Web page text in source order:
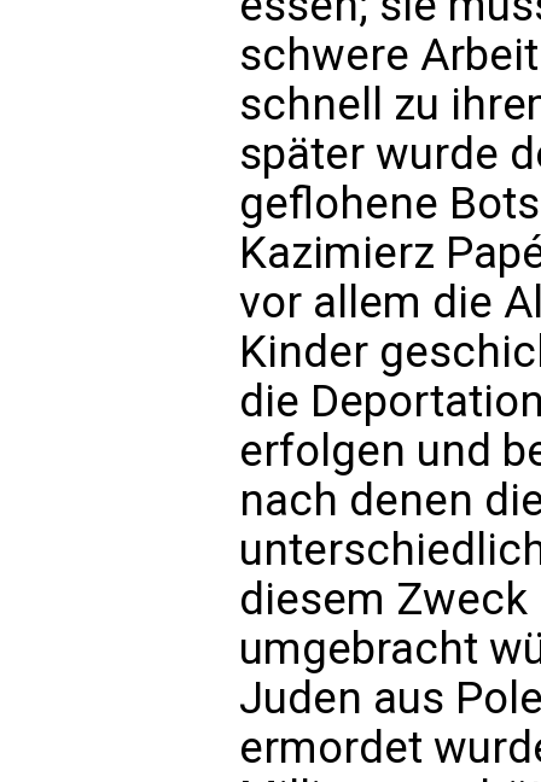
schwere
schnell zu
später wurde
geflohene
Kazimierz
vor allem die
Kinder
die
erfolgen und
nach denen
diesem
umgebracht
Juden aus
ermordet